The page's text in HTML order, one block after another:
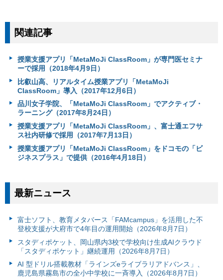
関連記事
授業支援アプリ「MetaMoJi ClassRoom」が専門医セミナ
ーで採用（2018年4月9日）
比叡山高、リアルタイム授業アプリ「MetaMoJi
ClassRoom」導入（2017年12月6日）
品川女子学院、「MetaMoJi ClassRoom」でアクティブ・
ラーニング（2017年8月24日）
授業支援アプリ「MetaMoJi ClassRoom」、富士通エフサ
ス社内研修で採用（2017年7月13日）
授業支援アプリ「MetaMoJi ClassRoom」をドコモの「ビ
ジネスプラス」で提供（2016年4月18日）
最新ニュース
富⼠ソフト、教育メタバース「FAMcampus」を活用した不
登校支援が大府市で4年目の運用開始（2026年8月7日）
スタディポケット、岡山県内3校で学校向け生成AIクラウド
「スタディポケット」継続運用（2026年8月7日）
AI 型ドリル搭載教材「ラインズeライブラリアドバンス」、
鹿児島県霧島市の全小中学校に一斉導入（2026年8月7日）